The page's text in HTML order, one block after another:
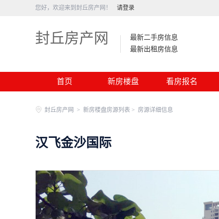
您好，欢迎来到封丘房产网！ 请登录
封丘房产网
最新二手房信息
最新出租房信息
首页 新房楼盘 看房报名
封丘房产网 > 新房楼盘房源列表 > 房源详细信息
汉飞金沙国际